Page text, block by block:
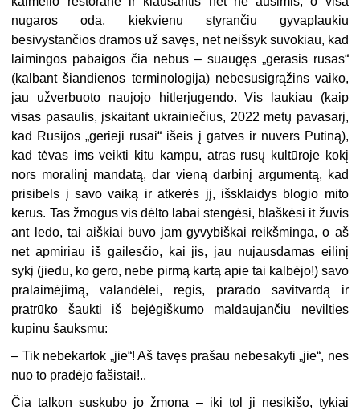
nugaros oda, kiekvienu styrančiu gyvaplaukiu
besivystančios dramos už savęs, net neišsyk suvokiau, kad
laimingos pabaigos čia nebus – suaugęs „gerasis rusas“
(kalbant šiandienos terminologija) nebesusigrąžins vaiko,
jau užverbuoto naujojo hitlerjugendo. Vis laukiau (kaip
visas pasaulis, įskaitant ukrainiečius, 2022 metų pavasarį,
kad Rusijos „gerieji rusai“ išeis į gatves ir nuvers Putiną),
kad tėvas ims veikti kitu kampu, atras rusų kultūroje kokį
nors moralinį mandatą, dar vieną darbinį argumentą, kad
prisibels į savo vaiką ir atkerės jį, išsklaidys blogio mito
kerus. Tas žmogus vis dėlto labai stengėsi, blaškėsi it žuvis
ant ledo, tai aiškiai buvo jam gyvybiškai reikšminga, o aš
net apmiriau iš gailesčio, kai jis, jau nujausdamas eilinį
sykį (jiedu, ko gero, nebe pirmą kartą apie tai kalbėjo!) savo
pralaimėjimą, valandėlei, regis, prarado savitvardą ir
pratrūko šaukti iš bejėgiškumo maldaujančiu nevilties
kupinu šauksmu:
– Tik nebekartok „jie“! Aš tavęs prašau nebesakyti „jie“, nes
nuo to pradėjo fašistai!..
Čia talkon suskubo jo žmona – iki tol ji nesikišo, tykiai